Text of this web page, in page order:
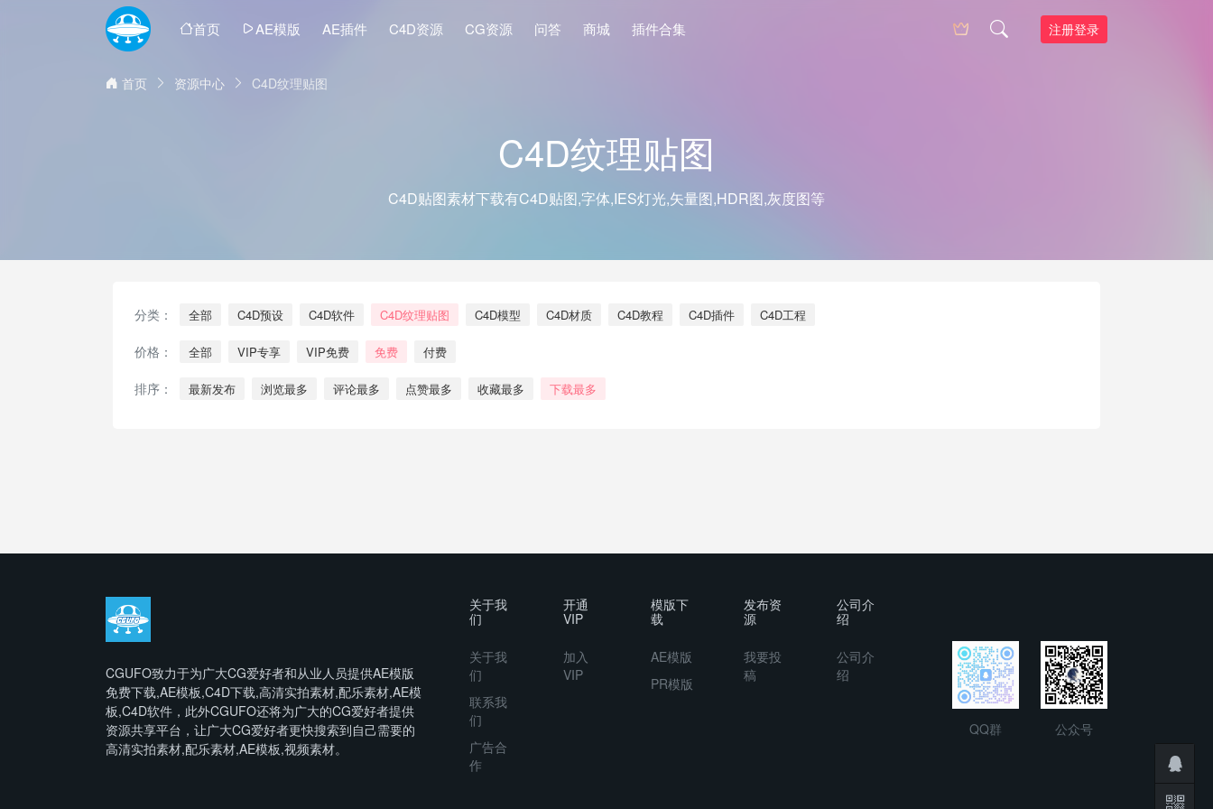
首页 AE模版 AE插件 C4D资源 CG资源 问答 商城 插件合集 注册登录
首页 资源中心 C4D纹理贴图
C4D纹理贴图
C4D贴图素材下载有C4D贴图,字体,IES灯光,矢量图,HDR图,灰度图等
分类： 全部 C4D预设 C4D软件 C4D纹理贴图 C4D模型 C4D材质 C4D教程 C4D插件 C4D工程
价格： 全部 VIP专享 VIP免费 免费 付费
排序： 最新发布 浏览最多 评论最多 点赞最多 收藏最多 下载最多
CGUFO致力于为广大CG爱好者和从业人员提供AE模版
免费下载,AE模板,C4D下载,高清实拍素材,配乐素材,AE模
板,C4D软件，此外CGUFO还将为广大的CG爱好者提供
资源共享平台，让广大CG爱好者更快搜索到自己需要的
高清实拍素材,配乐素材,AE模板,视频素材。
关于我
们
关于我
们
联系我
们
广告合
作
开通
VIP
加入
VIP
模版下
载
AE模版
PR模版
发布资
源
我要投
稿
公司介
绍
公司介
绍
QQ群 公众号